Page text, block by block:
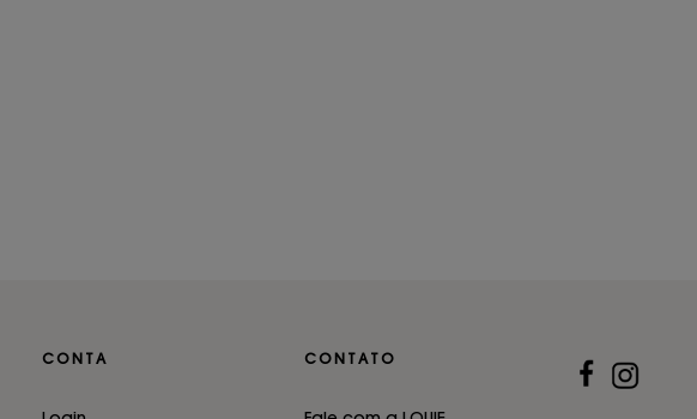
CONTA CONTATO